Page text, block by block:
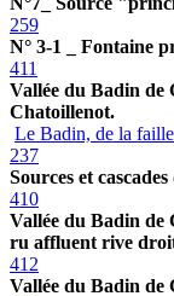
259
N° 3-1 _ Fontaine
411
Vallée du Badin de
Chatoillenot.
Le Badin, de la
237
Sources et
410
Vallée du Badin de
ru affluent rive
412
Vallée du Badin de